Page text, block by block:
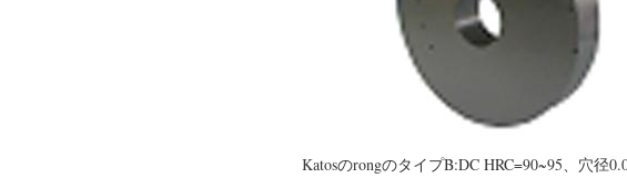
KatosのrongのタイプB:DC HRC=90~95、穴径